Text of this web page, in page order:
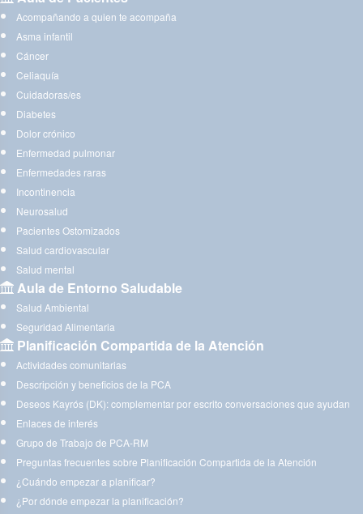
Acompañando a quien te acompaña
Asma infantil
Cáncer
Celiaquía
Cuidadoras/es
Diabetes
Dolor crónico
Enfermedad pulmonar
Enfermedades raras
Incontinencia
Neurosalud
Pacientes Ostomizados
Salud cardiovascular
Salud mental
Aula de Entorno Saludable
Salud Ambiental
Seguridad Alimentaria
Planificación Compartida de la Atención
Actividades comunitarias
Descripción y beneficios de la PCA
Deseos Kayrós (DK): complementar por escrito conversaciones que ayudan
Enlaces de interés
Grupo de Trabajo de PCA-RM
Preguntas frecuentes sobre Planificación Compartida de la Atención
¿Cuándo empezar a planificar?
¿Por dónde empezar la planificación?